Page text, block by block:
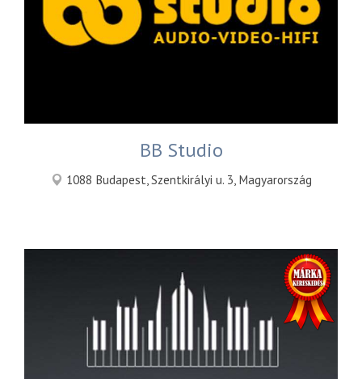
BB Studio
1088 Budapest, Szentkirályi u. 3, Magyarország